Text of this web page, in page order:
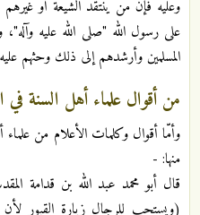
وعليه فإن من ينتقد الشيعة أو غيرهم
على رسول الله "صلى الله عليه
المسلمين وأرشدهم إلى ذلك وحثهم
من أقوال علماء أهل السنة
وأمّا أقوال وكلمات الأعلام من
منها: -
قال أبو محمد عبد الله بن قدامة
(ويستحب للرجال زيارة القبور